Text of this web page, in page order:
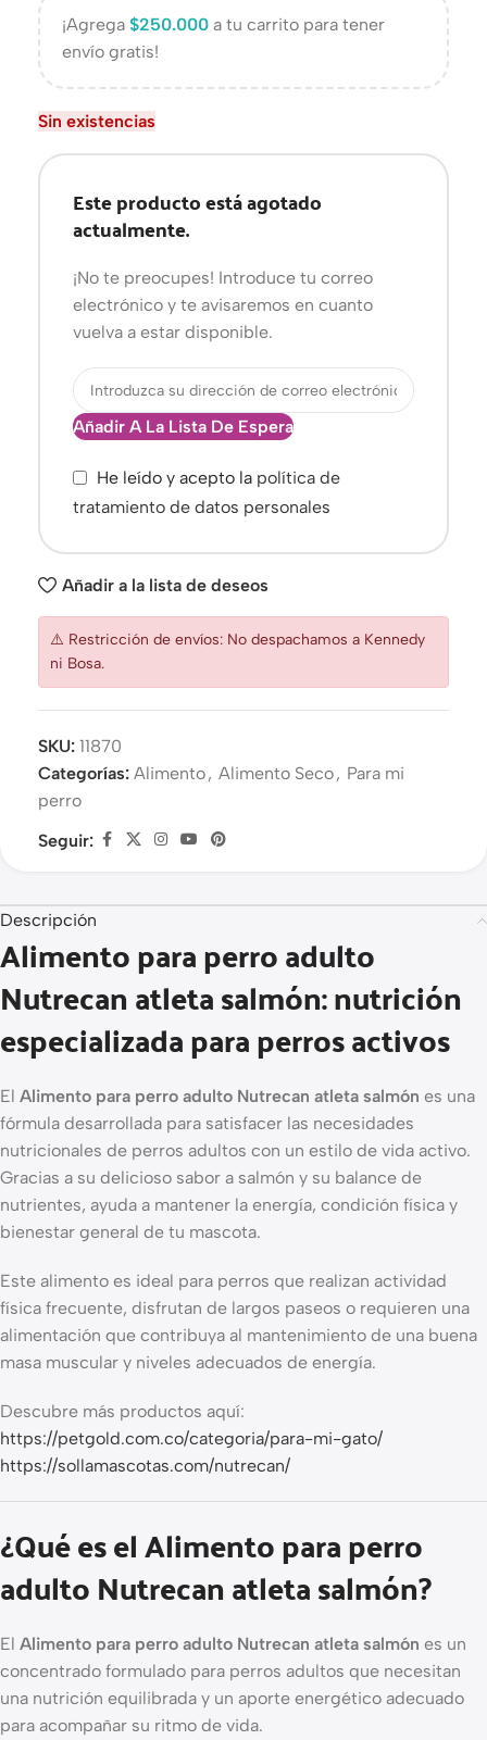
¡Agrega $250.000 a tu carrito para tener
envío gratis!
Sin existencias
Este producto está agotado
actualmente.
¡No te preocupes! Introduce tu correo
electrónico y te avisaremos en cuanto
vuelva a estar disponible.
Añadir A La Lista De Espera
He leído y acepto la política de
tratamiento de datos personales
Añadir a la lista de deseos
⚠️ Restricción de envíos: No despachamos a Kennedy
ni Bosa.
SKU: 11870
Categorías: Alimento, Alimento Seco, Para mi
perro
Seguir:
Descripción
Alimento para perro adulto
Nutrecan atleta salmón: nutrición
especializada para perros activos
El Alimento para perro adulto Nutrecan atleta salmón es una
fórmula desarrollada para satisfacer las necesidades
nutricionales de perros adultos con un estilo de vida activo.
Gracias a su delicioso sabor a salmón y su balance de
nutrientes, ayuda a mantener la energía, condición física y
bienestar general de tu mascota.
Este alimento es ideal para perros que realizan actividad
física frecuente, disfrutan de largos paseos o requieren una
alimentación que contribuya al mantenimiento de una buena
masa muscular y niveles adecuados de energía.
Descubre más productos aquí:
https://petgold.com.co/categoria/para-mi-gato/
https://sollamascotas.com/nutrecan/
¿Qué es el Alimento para perro
adulto Nutrecan atleta salmón?
El Alimento para perro adulto Nutrecan atleta salmón es un
concentrado formulado para perros adultos que necesitan
una nutrición equilibrada y un aporte energético adecuado
para acompañar su ritmo de vida.